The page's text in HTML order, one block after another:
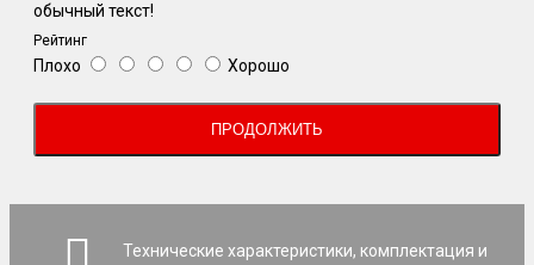
обычный текст!
Рейтинг
Плохо Хорошо
ПРОДОЛЖИТЬ
Технические характеристики, комплектация и